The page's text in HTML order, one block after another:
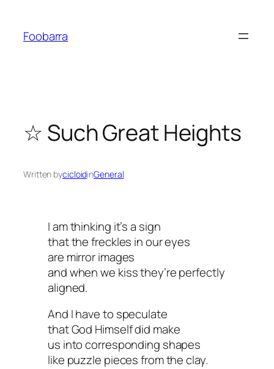
contenido
Foobarra
☆ Such Great Heights
Written bycicloidinGeneral
I am thinking it’s a sign
that the freckles in our eyes
are mirror images
and when we kiss they’re perfectly
aligned.
And I have to speculate
that God Himself did make
us into corresponding shapes
like puzzle pieces from the clay.